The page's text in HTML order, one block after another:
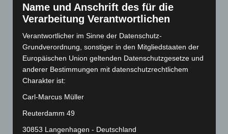
Januar 2024 (111)
Dezember 2023(130)
November 2023(130)
Oktober 2023(114)
September 2023(133)
August 2023(134)
Juli 2023(118)
Juni 2023(142)
Mai 2023 (139)
Name und Anschrift des für die
Verarbeitung Verantwortlichen
Verantwortlicher im Sinne der Datenschutz-
Grundverordnung, sonstiger in den Mitgliedstaaten der
Europäischen Union geltenden Datenschutzgesetze und
anderer Bestimmungen mit datenschutzrechtlichem
Charakter ist:
Carl-Marcus Müller
Reuterdamm 49
30853 Langenhagen - Deutschland